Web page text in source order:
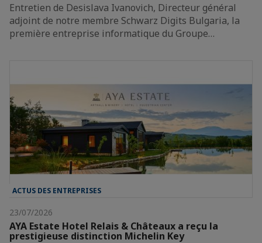
Entretien de Desislava Ivanovich, Directeur général
adjoint de notre membre Schwarz Digits Bulgaria, la
première entreprise informatique du Groupe…
ACTUS DES ENTREPRISES
23/07/2026
AYA Estate Hotel Relais & Châteaux a reçu la
prestigieuse distinction Michelin Key